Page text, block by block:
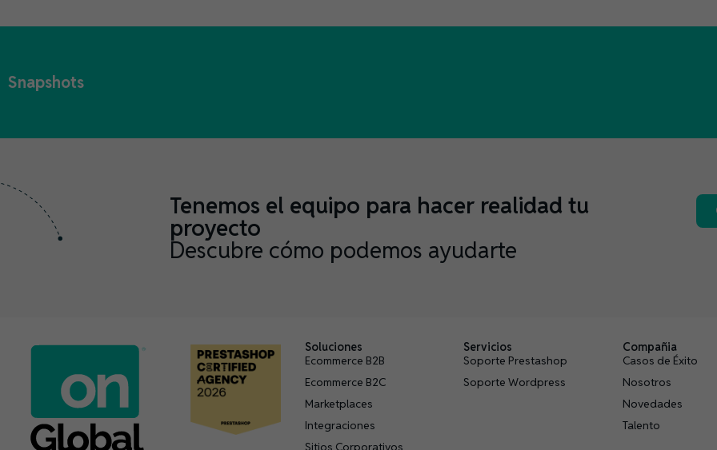
Snapshots
Tenemos el equipo para hacer realidad tu
proyecto
Descubre cómo podemos ayudarte
Soluciones
Ecommerce B2B
Ecommerce B2C
Marketplaces
Integraciones
Sitios Corporativos
Servicios
Soporte Prestashop
Soporte Wordpress
Compañia
Casos de Éxito
Nosotros
Novedades
Talento